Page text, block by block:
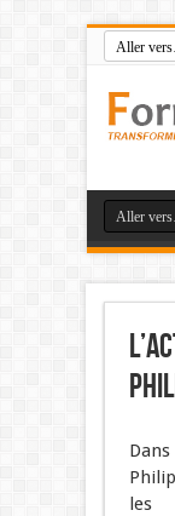
les